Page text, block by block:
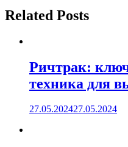
Related Posts
Ричтрак:
техника для
27.05.202427.05.2024